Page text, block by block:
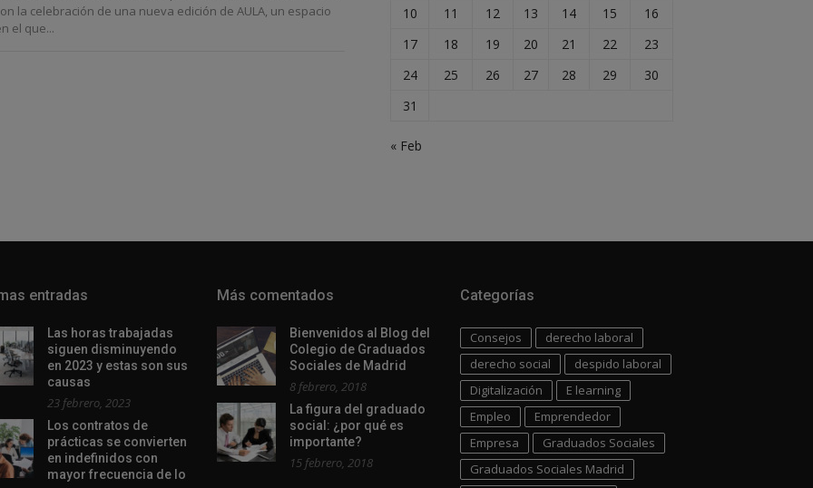
la celebración de una nueva edición de AULA, un espacio
el que...
10
11 12 13 14 15
16
17
18 19 20 21 22
23
24
25 26 27 28 29
30
31
« Feb
entradas
Las horas trabajadas
siguen disminuyendo
en 2023 y estas son sus
causas
23 febrero, 2023
Los contratos de
prácticas se convierten
en indefinidos con
mayor frecuencia de lo
Más comentados
Bienvenidos al Blog del
Colegio de Graduados
Sociales de Madrid
8 febrero, 2018
La figura del graduado
social: ¿por qué es
importante?
15 febrero, 2018
Categorías
Consejos
derecho laboral
derecho social
despido laboral
Digitalización
E learning
Empleo
Emprendedor
Empresa
Graduados Sociales
Graduados Sociales Madrid